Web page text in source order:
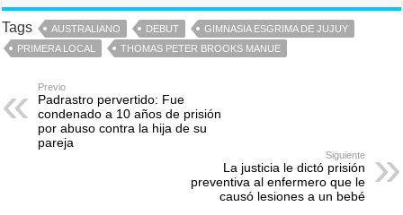
Tags AUSTRALIANO DEBUT
GIMNASIA ESGRIMA DE JUJUY
PRIMERA LOCAL
THOMAS PETER BROOKS MANUE
Previo
Padrastro pervertido: Fue
condenado a 10 años de prisión
por abuso contra la hija de su
pareja
Siguiente
La justicia le dictó prisión
preventiva al enfermero que le
causó lesiones a un bebé